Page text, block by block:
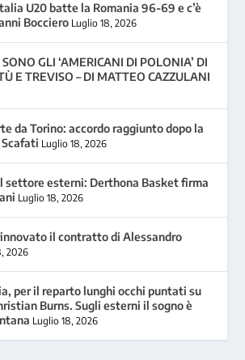
U20 batte la Romania 96-69 e c’è
Bocciero Luglio 18, 2026
GLI ‘AMERICANI DI POLONIA’ DI
E TREVISO – DI MATTEO CAZZULANI
da Torino: accordo raggiunto dopo la
Luglio 18, 2026
settore esterni: Derthona Basket firma
Luglio 18, 2026
il contratto di Alessandro
2026
per il reparto lunghi occhi puntati su
Burns. Sugli esterni il sogno è
Luglio 18, 2026